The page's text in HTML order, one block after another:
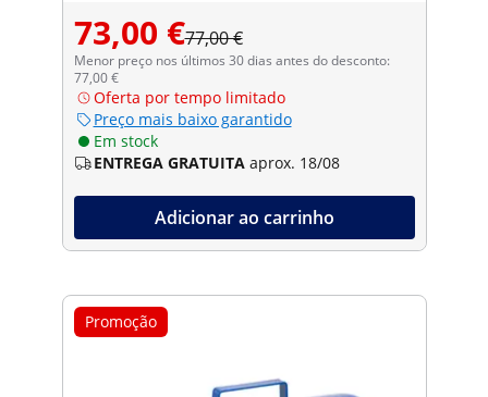
73,00 €77,00 €
Menor preço nos últimos 30 dias antes do desconto:
77,00 €
Oferta por tempo limitado
Preço mais baixo garantido
Em stock
ENTREGA GRATUITA aprox. 18/08
Adicionar ao carrinho
Promoção